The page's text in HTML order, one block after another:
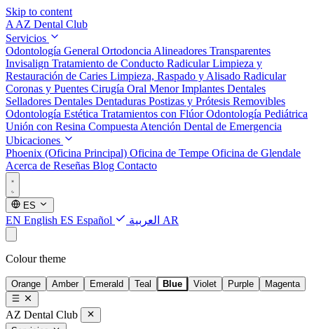
Skip to content
A AZ Dental Club
Servicios
Odontología General Ortodoncia Alineadores Transparentes
Invisalign Tratamiento de Conducto RadicularLimpieza y
Restauración de Caries Limpieza, Raspado y Alisado Radicular
Coronas y Puentes Cirugía Oral MenorImplantes Dentales
Selladores Dentales Dentaduras Postizas y Prótesis Removibles
Odontología Estética Tratamientos con FlúorOdontología Pediátrica
Unión con Resina Compuesta Atención Dental de Emergencia
Ubicaciones
Phoenix (Oficina Principal) Oficina de Tempe Oficina de Glendale
Acerca de Reseñas Blog Contacto
ES
EN English ES Español AR العربية
Colour theme
Orange Amber Emerald Teal Blue Violet Purple Magenta
AZ Dental Club